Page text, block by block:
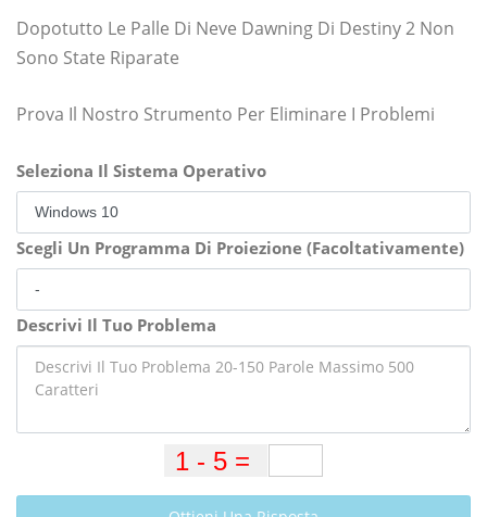
Dopotutto Le Palle Di Neve Dawning Di Destiny 2 Non
Sono State Riparate
Prova Il Nostro Strumento Per Eliminare I Problemi
Seleziona Il Sistema Operativo
Scegli Un Programma Di Proiezione (Facoltativamente)
Descrivi Il Tuo Problema